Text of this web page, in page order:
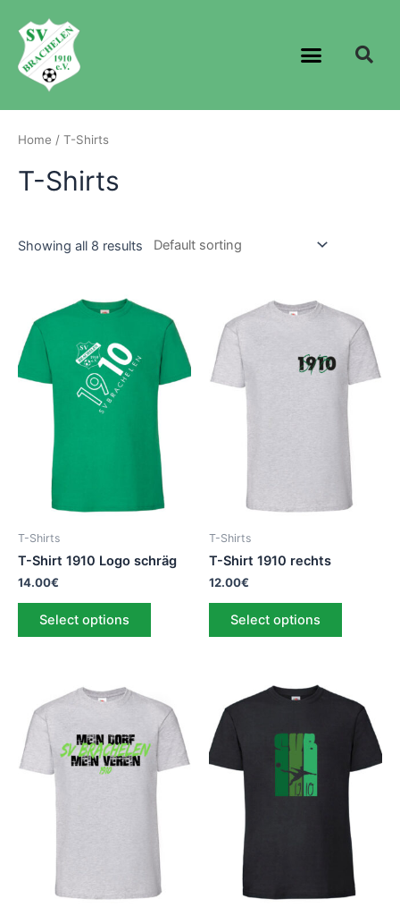
Home / T-Shirts
T-Shirts
Showing all 8 results
T-Shirts
T-Shirt 1910 Logo schräg
14.00€
Select options
T-Shirts
T-Shirt 1910 rechts
12.00€
Select options